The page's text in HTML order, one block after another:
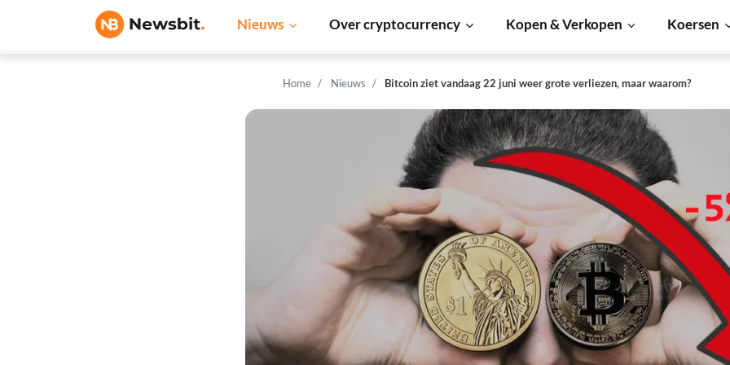
Nieuws Over cryptocurrency Kopen & Verkopen Koersen
Home Nieuws Bitcoin ziet vandaag 22 juni weer grote verliezen, maar waarom?